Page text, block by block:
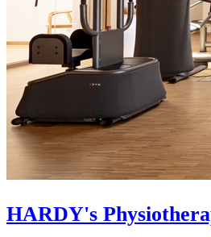
HARDY's